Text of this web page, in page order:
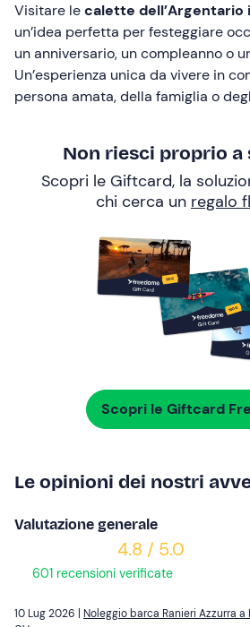
Visitare lecalette dell’Argentario
un’idea perfetta per festeggiare
un anniversario, un compleanno o
Un’esperienza unica da vivere in
persona amata, della famiglia o
Non riesci proprio a
Scopri le Giftcard, la
chi cerca un regalo
Scopri le Giftcard
Le opinioni dei nostri
Valutazione generale
4.8 / 5.0
601 recensioni verificate
10 Lug 2026 | Noleggio barca Ranieri Azzurra